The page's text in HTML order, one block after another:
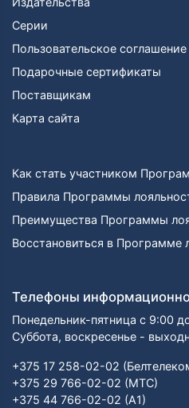
Серии
Пользовательское соглашение
Подарочные сертификаты
Поставщикам
Карта сайта
Как стать участником
Правила Программы
Преимущества Программы
Восстановиться в Программе
Телефоны
Понедельник-пятница с 9:00
Суббота, воскресенье -
+375 17 258-02-02
+375 29 766-02-02 (МТС)
+375 44 766-02-02 (А1)